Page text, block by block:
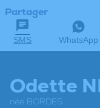
Partager
SMS WhatsApp
Odette
née BORDES